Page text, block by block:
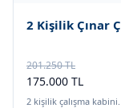
2 Kişilik Çınar
201.250 TL
175.000 TL
2 kişilik çalışma